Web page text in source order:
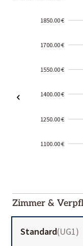
1850.00 €
1700.00 €
1550.00 €
1400.00 €
1250.00 €
1100.00 €
01-02
Zimmer &
Standard(UG1)